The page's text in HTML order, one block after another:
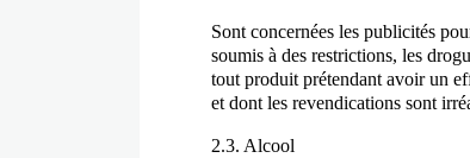
Sont concernées les publicités
soumis à des restrictions, les
tout produit prétendant avoir un
et dont les revendications sont
2.3. Alcool